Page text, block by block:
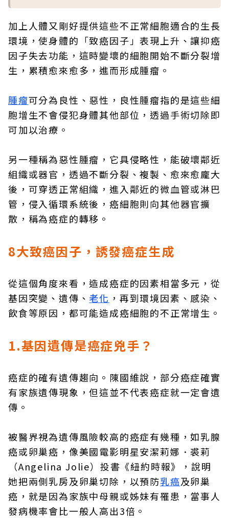
加上人體又剛好提供這些不正常細胞適合的生長
環境，使身體的「致癌因子」表現上升、讓抑癌
因子失去功能，這時變壞的細胞開始不斷分裂增
生，累積愈來愈多，進而形成腫瘤。
腫瘤可分為良性、惡性，良性腫瘤指的是這些細
胞增生不會侵犯身體其他部位，透過手術切除即
可加以治療。
另一種稱為惡性腫瘤，它具侵略性，能破壞鄰近
組織或器官，透過不斷分裂、複製、愈來愈龐大
後，可穿透正常組織，進入鄰近的微血管或淋巴
管，侵入循環系統後，癌細胞則向其他器官擴
散，稱為癌症的轉移。
8大致癌因子，誘發癌症生成
從這個角度來看，造成癌症的因素相當多元，從
基因突變、遺傳、 老化 ，再到環境因素、感染、
飲食等原因，都可能造成癌細胞的不正常增生。
1.基因遺傳是癌症兇手？
癌症的確有遺傳趨向。陳國維說，部分癌症確實
有家族遺傳現象，但這並不代表癌症就一定會遺
傳。
被醫界視為遺傳風險較高的癌症有幾種，如乳腺
癌或卵巢癌，像美國電影明星安潔莉娜．裘莉
（Angelina Jolie）投書《紐約時報》，說明
她把兩側乳房及卵巢切除，以預防乳癌及卵巢
癌，就是因為家族中母親或姊妹有罹患，當事人
發病機率會比一般人高出3倍。